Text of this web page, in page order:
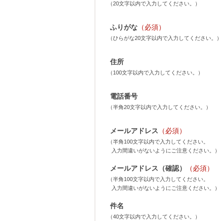
（20文字以内で入力してください。）
ふりがな （必須）
（ひらがな20文字以内で入力してください。
住所
（100文字以内で入力してください。）
電話番号
（半角20文字以内で入力してください。）
メールアドレス （必須）
（半角100文字以内で入力してください。
入力間違いがないようにご注意ください。）
メールアドレス（確認） （必須）
（半角100文字以内で入力してください。
入力間違いがないようにご注意ください。）
件名
（40文字以内で入力してください。）